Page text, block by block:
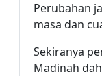
Perubahan
masa dan
Sekiranya
Madinah